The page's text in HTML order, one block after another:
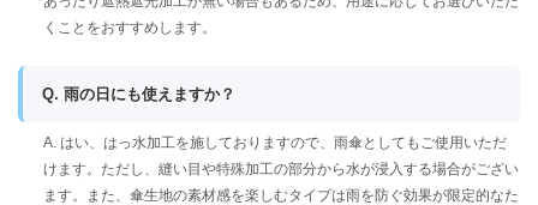
くことをおすすめします。
Q. 雨の日にも使えますか？
A. はい、はっ水加工を施しておりますので、雨傘としてもご使用いただ
けます。ただし、縫い目や特殊加工の部分から水が浸入する場合がござい
ます。また、傘生地の素材感を楽しむタイプは雨を防ぐ効果が限定的なた